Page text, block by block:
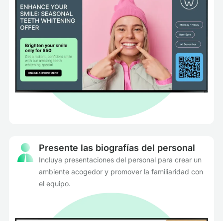
Presente las biografías del personal
Incluya presentaciones del personal para crear un
ambiente acogedor y promover la familiaridad con
el equipo.